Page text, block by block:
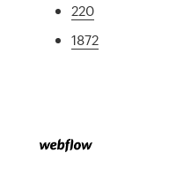
220
1872